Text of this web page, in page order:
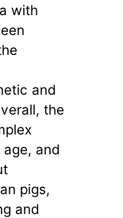
with
and
the
and
pigs,
and